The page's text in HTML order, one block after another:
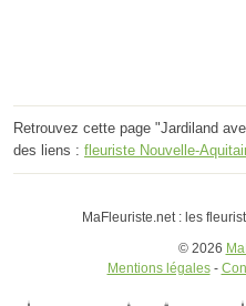
Retrouvez cette page "Jardiland
des liens : fleuriste Nouvelle-
MaFleuriste.net : les
© 2026
Mentions légales-